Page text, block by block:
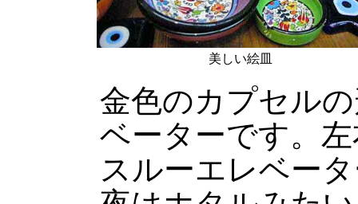
美しい絵皿
金色のカプセル
ベーターです。
スルーエレベー